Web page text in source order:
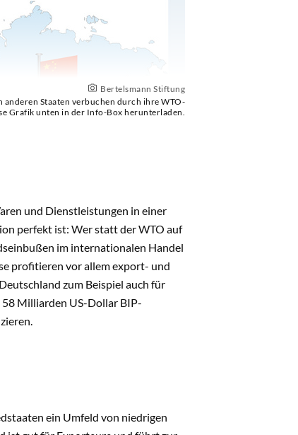
Bertelsmann Stiftung
Staaten verbuchen durch ihre WTO-
Grafik unten in der Info-Box herunterladen.
und Dienstleistungen in einer
perfekt ist: Wer statt der WTO auf
im internationalen Handel
profitieren vor allem export- und
zum Beispiel auch für
Milliarden US-Dollar BIP-
ein Umfeld von niedrigen